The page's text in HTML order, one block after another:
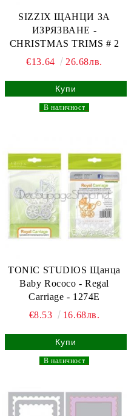
SIZZIX ЩАНЦИ ЗА
ИЗРЯЗВАНЕ -
CHRISTMAS TRIMS # 2
€13.64
26.68лв.
В наличност
TONIC STUDIOS Щанца
Baby Rococo - Regal
Carriage - 1274E
€8.53
16.68лв.
В наличност